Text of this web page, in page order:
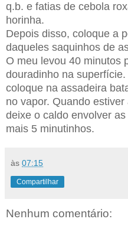
q.b. e fatias de cebola
horinha.
Depois disso, coloque a
daqueles saquinhos de
O meu levou 40 minutos
douradinho na
coloque na assadeira
no vapor. Quando
deixe o caldo envolver
mais 5 minutinhos.
às 07:15
Compartilhar
Nenhum comentário: